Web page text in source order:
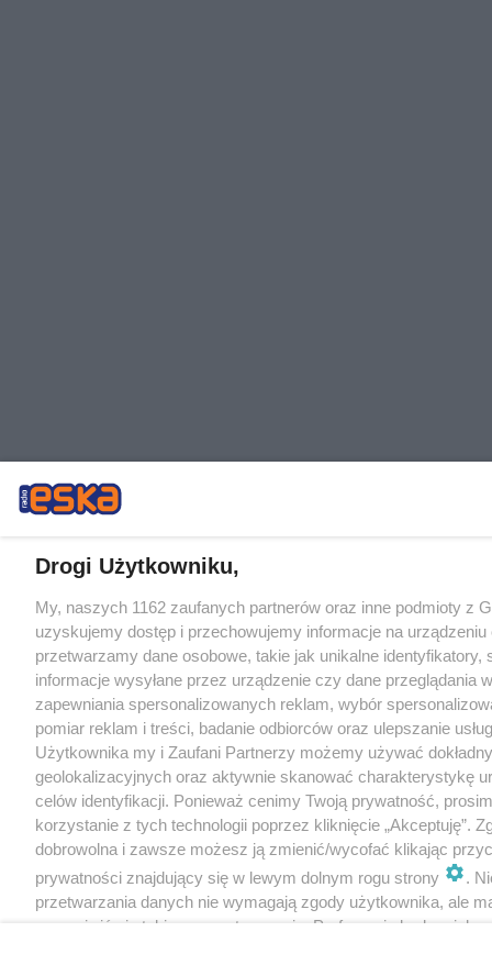
Drogi Użytkowniku,
My, naszych 1162 zaufanych partnerów oraz inne podmioty z
uzyskujemy dostęp i przechowujemy informacje na urządzeniu
przetwarzamy dane osobowe, takie jak unikalne identyfikatory,
informacje wysyłane przez urządzenie czy dane przeglądania
zapewniania spersonalizowanych reklam, wybór
pomiar reklam i treści, badanie odbiorców oraz ulepszanie
Użytkownika my i Zaufani Partnerzy możemy używać
geolokalizacyjnych oraz aktywnie skanować charakterystykę
celów identyfikacji. Ponieważ cenimy Twoją prywatność,
korzystanie z tych technologii poprzez kliknięcie „Akceptuję”.
dobrowolna i zawsze możesz ją zmienić/wycofać klikając
prywatności znajdujący się w lewym dolnym rogu strony
.
przetwarzania danych nie wymagają zgody użytkownika, ale
sprzeciwić się takiemu przetwarzaniu. Preferencje będą miały